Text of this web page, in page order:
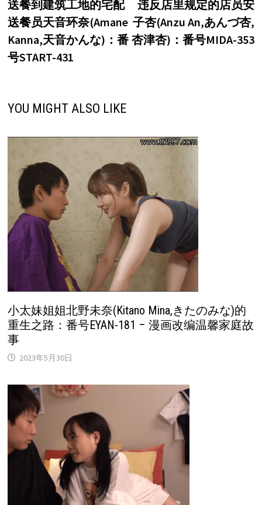
章
导
航
post:
送餐到建筑工地的宅配
送餐员天音环奈(Amane
Kanna,天音かんな)：番
号START-431
违反店里规定的店员安
子杏(Anzu An,あんづ杏,
杏津杏)：番号MIDA-353
YOU MIGHT ALSO LIKE
小太妹姐姐北野未奈(Kitano Mina,きたのみな)的
重生之路：番号EYAN-181 – 漫画改编温馨家庭故
事
2023年5月30日